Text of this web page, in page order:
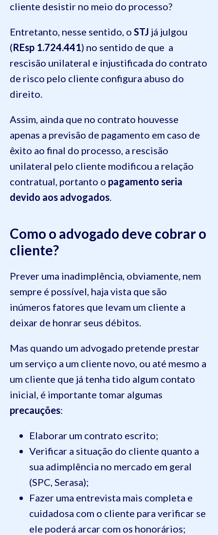
cliente desistir no meio do processo?
Entretanto, nesse sentido, o STJ já julgou
(REsp 1.724.441) no sentido de que a
rescisão unilateral e injustificada do contrato
de risco pelo cliente configura abuso do
direito.
Assim, ainda que no contrato houvesse
apenas a previsão de pagamento em caso de
êxito ao final do processo, a rescisão
unilateral pelo cliente modificou a relação
contratual, portanto o pagamento seria
devido aos advogados.
Como o advogado deve cobrar o
cliente?
Prever uma inadimplência, obviamente, nem
sempre é possível, haja vista que são
inúmeros fatores que levam um cliente a
deixar de honrar seus débitos.
Mas quando um advogado pretende prestar
um serviço a um cliente novo, ou até mesmo a
um cliente que já tenha tido algum contato
inicial, é importante tomar algumas
precauções:
Elaborar um contrato escrito;
Verificar a situação do cliente quanto a
sua adimplência no mercado em geral
(SPC, Serasa);
Fazer uma entrevista mais completa e
cuidadosa com o cliente para verificar se
ele poderá arcar com os honorários;